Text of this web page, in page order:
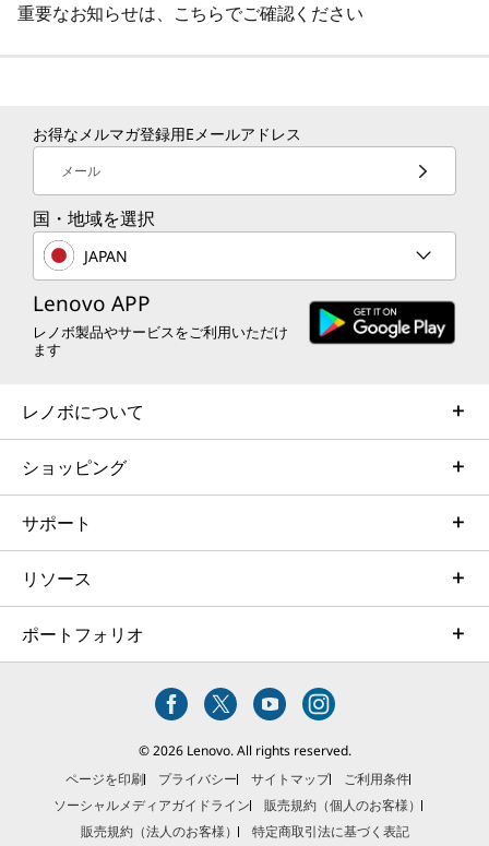
重要なお知らせは、こちらでご確認ください
お得なメルマガ登録用Eメールアドレス
メール
国・地域を選択
JAPAN
Lenovo APP
レノボ製品やサービスをご利用いただけ
ます
レノボについて
ショッピング
サポート
リソース
ポートフォリオ
© 2026 Lenovo. All rights reserved.
ページを印刷
プライバシー サイトマップ
ご利用条件
ソーシャルメディアガイドライン
販売規約（個人のお客様）
販売規約（法人のお客様）
特定商取引法に基づく表記